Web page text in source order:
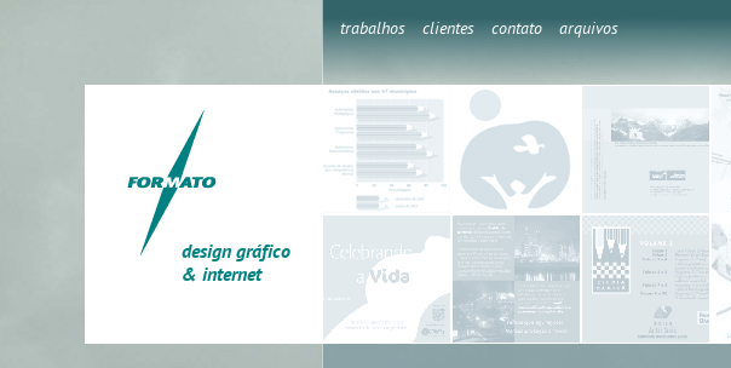
trabalhos clientes contato arquivos
design gráfico
& internet